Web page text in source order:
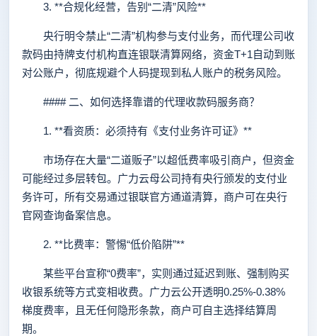
3. **合规化经营，告别“二清”风险**
央行明令禁止“二清”机构参与支付业务，而代理公司收
款码由持牌支付机构直连银联清算网络，资金T+1自动到账
对公账户，彻底规避个人码提现到私人账户的税务风险。
#### 二、如何选择靠谱的代理收款码服务商？
1. **看资质：必须持有《支付业务许可证》**
市场存在大量“二道贩子”以超低费率吸引商户，但资金
可能经过多层转包。广力云母公司持有央行颁发的支付业
务许可，所有交易通过银联官方通道清算，商户可在央行
官网查询备案信息。
2. **比费率：警惕“低价陷阱”**
某些平台宣称“0费率”，实则通过延迟到账、强制购买
收银系统等方式变相收费。广力云公开透明0.25%-0.38%
梯度费率，且无任何隐形条款，商户可自主选择结算周
期。